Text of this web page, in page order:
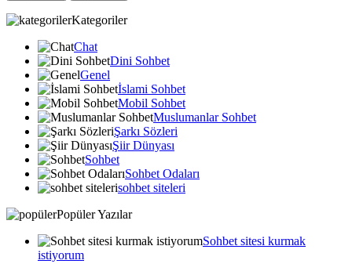
Kategoriler
Chat
Dini Sohbet
Genel
İslami Sohbet
Mobil Sohbet
Muslumanlar Sohbet
Şarkı Sözleri
Şiir Dünyası
Sohbet
Sohbet Odaları
sohbet siteleri
Popüler Yazılar
Sohbet sitesi kurmak
istiyorum